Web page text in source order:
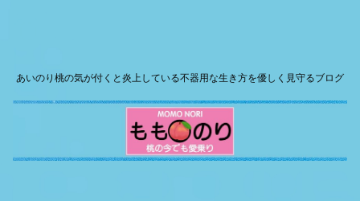
あいのり桃の気が付くと炎上している不器用な生き方を優しく見守るブログ